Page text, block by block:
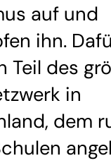
auf und
ihn.
Teil des
in
dem